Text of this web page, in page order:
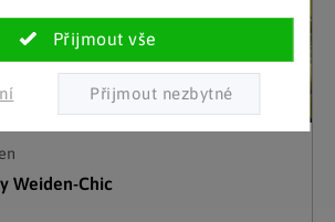
Weiden-Chic